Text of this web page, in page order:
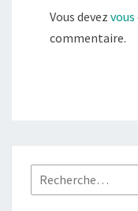
Vous devez
commentaire.
Rechercher :